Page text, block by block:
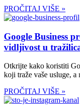
PROČITAJ VIŠE »
Google Business
vidljivost u
Otkrijte kako koristiti
koji traže vaše usluge, a
PROČITAJ VIŠE »